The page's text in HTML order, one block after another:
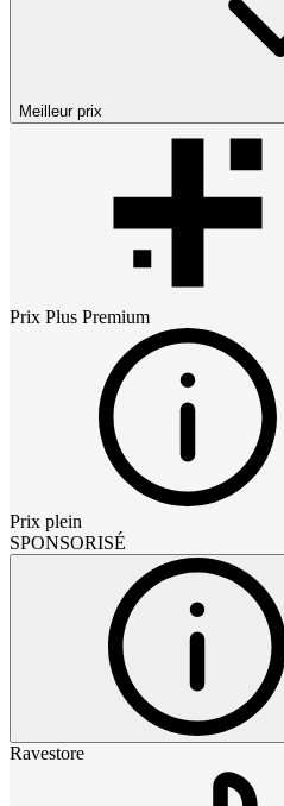
Meilleur prix
Prix Plus Premium
Prix plein
SPONSORISÉ
Ravestore